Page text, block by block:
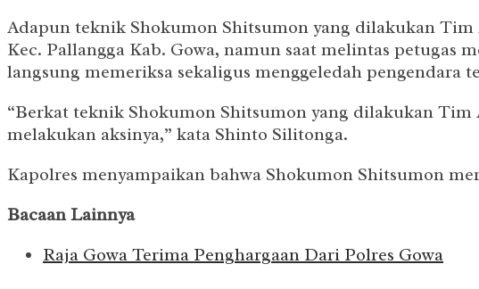
Adapun teknik Shokumon Shitsumon yang dilakukan Tim
Kec. Pallangga Kab. Gowa, namun saat melintas
langsung memeriksa sekaligus menggeledah
“Berkat teknik Shokumon Shitsumon yang dilakukan
melakukan aksinya,” kata Shinto Silitonga.
Kapolres menyampaikan bahwa Shokumon Shitsumon
Bacaan Lainnya
Raja Gowa Terima Penghargaan Dari Polres Gowa